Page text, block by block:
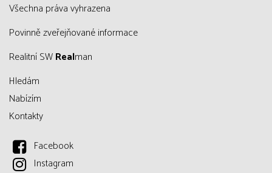
všechna práva vyhrazena
Povinně zveřejňované informace
Realitní SWRealman
Hledám
Nabízím
Kontakty
Facebook
Instagram